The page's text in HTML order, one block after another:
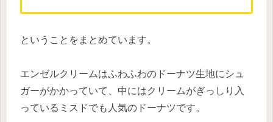
ということをまとめています。
エンゼルクリームはふわふわのドーナツ生地にシュ
ガーがかかっていて、中にはクリームがぎっしり入
っているミスドでも人気のドーナツです。